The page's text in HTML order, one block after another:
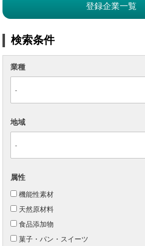
登録企業一覧
検索条件
業種
地域
属性
機能性素材
天然原材料
食品添加物
菓子・パン・スイーツ